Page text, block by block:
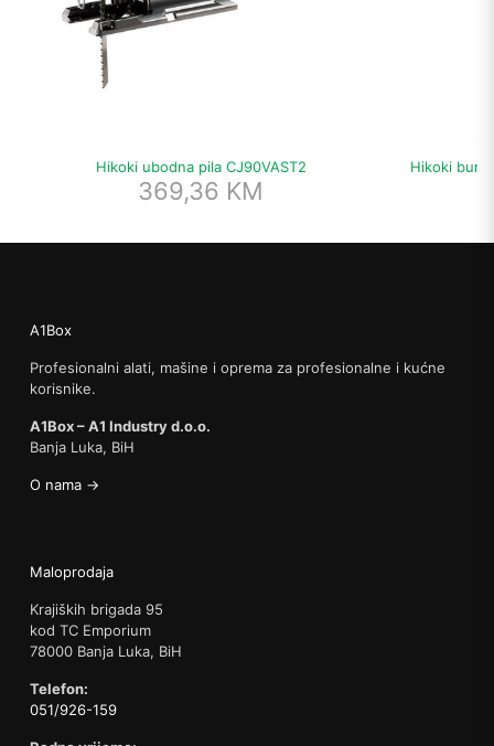
Hikoki ubodna pila CJ90VAST2
369,36 KM
Hikoki
A1Box
Profesionalni alati, mašine i oprema za profesionalne i kućne
korisnike.
A1Box – A1 Industry d.o.o.
Banja Luka, BiH
O nama →
Maloprodaja
Krajiških brigada 95
kod TC Emporium
78000 Banja Luka, BiH
Telefon:
051/926-159